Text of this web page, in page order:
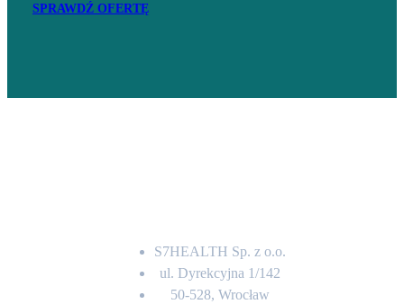
SPRAWDŹ OFERTĘ
S7HEALTH Sp. z o.o.
ul. Dyrekcyjna 1/142
50-528, Wrocław